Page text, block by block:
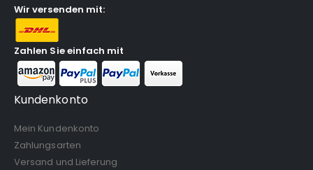
Wir versenden mit:
Zahlen Sie einfach mit
Kundenkonto
Mein Kundenkonto
Zahlungsarten
Versand und Lieferung